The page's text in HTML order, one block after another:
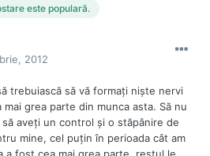
este populară.
2012
trebuiască să vă formaţi nişte nervi
grea parte din munca asta. Să nu
aveţi un control şi o stăpânire de
mine, cel puţin în perioada cât am